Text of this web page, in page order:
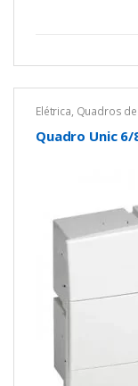
Elétrica, Quadros
Quadro Unic